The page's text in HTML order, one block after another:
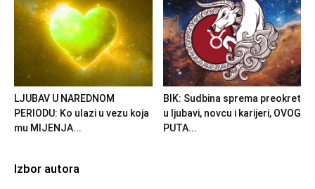
LJUBAV U NAREDNOM
PERIODU: Ko ulazi u vezu koja
mu MIJENJA...
BIK: Sudbina sprema preokret
u ljubavi, novcu i karijeri, OVOG
PUTA...
Izbor autora